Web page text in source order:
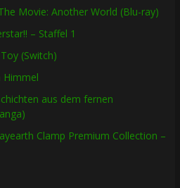
Movie: Another World (Blu-ray)
– Staffel 1
(Switch)
Himmel
aus dem fernen
Clamp Premium Collection –